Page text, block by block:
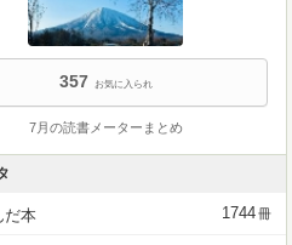
357 お気に入られ
7月の読書メーターまとめ
だ本 1744冊